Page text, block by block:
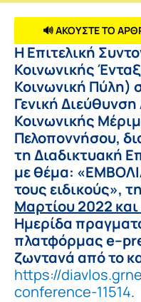
🔊 ΑΚΟΥΣΤΕ ΤΟ
Η Επιτελική
Κοινωνικής
Κοινωνική Πύλη)
Γενική
Κοινωνικής
Πελοποννήσου,
τη Διαδικτυακή
με θέμα:
τους ειδικούς»,
Μαρτίου 2022
Ημερίδα
πλατφόρμαςe–
ζωντανά από το
https://
conference-11514.